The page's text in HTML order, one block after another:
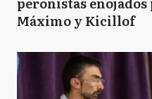
Máximo y Kicillof